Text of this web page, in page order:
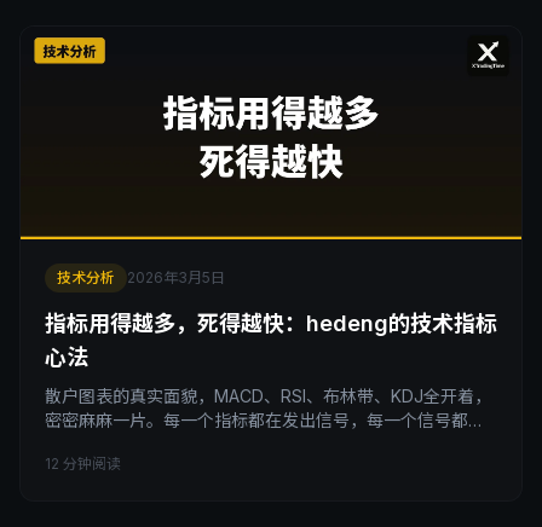
Bar说得头头是道，什么是外包线也懂，支撑阻力
技术分析 2026年3月5日
指标用得越多，死得越快：hedeng的技术指标
心法
散户图表的真实面貌，MACD、RSI、布林带、KDJ全开着，
密密麻麻一片。每一个指标都在发出信号，每一个信号都互
越快，深度解析这一现象背后的真相，看懂才能真正掌握顶
12 分钟阅读